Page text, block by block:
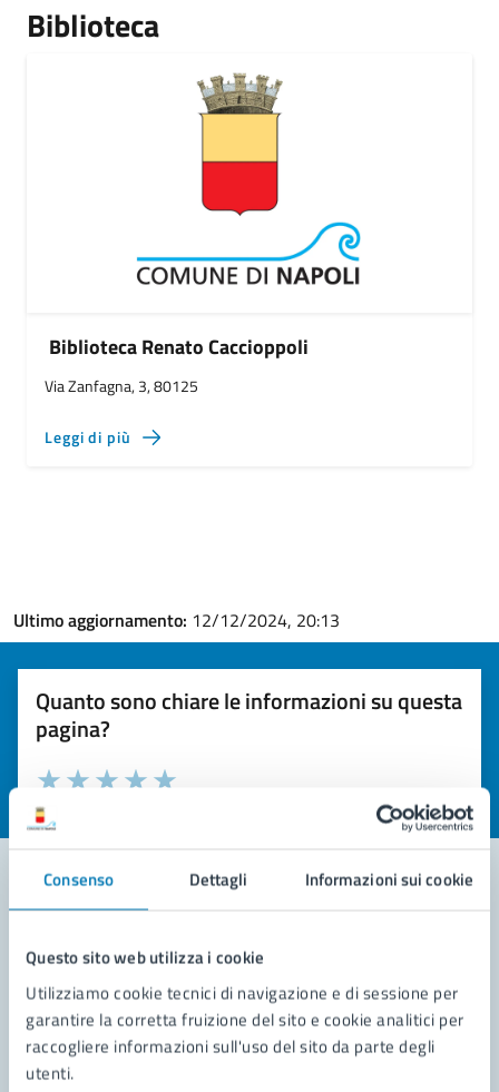
Consenso Dettagli Informazioni sui cookie
Questo sito web utilizza i cookie
Utilizziamo cookie tecnici di navigazione e di sessione per
garantire la corretta fruizione del sito e cookie analitici per
raccogliere informazioni sull'uso del sito da parte degli
utenti.
Biblioteca
Biblioteca Renato Caccioppoli
Via Zanfagna, 3, 80125
Leggi di più
Ultimo aggiornamento: 12/12/2024, 20:13
Quanto sono chiare le informazioni su questa
pagina?
Valuta la chiarezza delle informazioni (da 1 a 5 stelle)
Seleziona il numero di stelle per valutare la chiarezza delle
Valuta 1 stelle su 5
Richiedi assistenza